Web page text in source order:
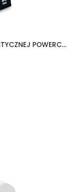
DOMETIC TABLETKI DO TOALETY TURYSTYCZNEJ POWERCARE TABS 20 SZTUK